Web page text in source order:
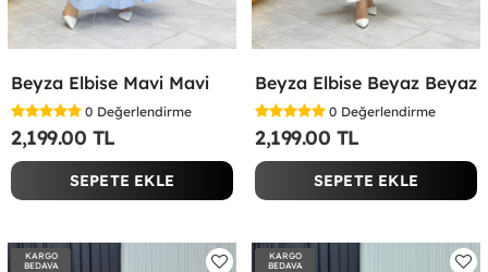
Beyza Elbise Mavi Mavi
0 Değerlendirme
2,199.00 TL
SEPETE EKLE
Beyza Elbise Beyaz Beyaz
0 Değerlendirme
2,199.00 TL
SEPETE EKLE
KARGO
BEDAVA
KARGO
BEDAVA